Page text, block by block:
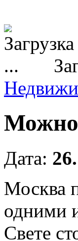
Можно
Дата:
Москва
одними
Свете